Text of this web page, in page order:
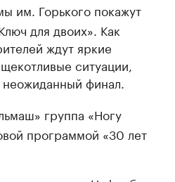
им. Горького покажут
для двоих». Как
ждут яркие
ситуации,
финал.
группа «Ногу
программой «30 лет